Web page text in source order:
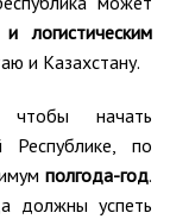
логистическим
и Казахстану.
начать
Республике, по
полгода-год.
должны успеть